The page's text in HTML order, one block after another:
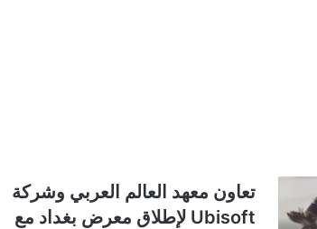
تعاون معهد العالم العربي وشركة
Ubisoft لإطلاق معرض بغداد مع